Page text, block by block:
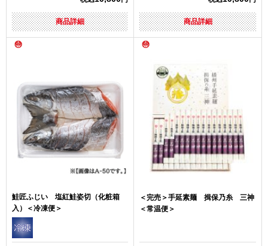
商品詳細 商品詳細
鮭匠ふじい 塩紅鮭姿切（化粧箱
入）＜冷凍便＞
＜完売＞手延素麺 揖保乃糸 三神
＜常温便＞